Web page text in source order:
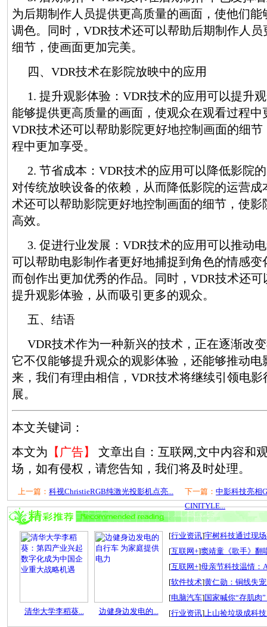
为后期制作人员提供更高质量的画面，使他们
调色。同时，VDR技术还可以帮助后期制作人
细节，使画面更加完美。
四、VDR技术在影院放映中的应用
1. 提升观影体验：VDR技术的应用可以提升
能够提供更高质量的画面，使观众在观看过程中
VDR技术还可以帮助影院更好地控制画面的细
程中更加享受。
2. 节省成本：VDR技术的应用可以降低影院
对传统放映设备的依赖，从而降低影院的运营成
术还可以帮助影院更好地控制画面的细节，使
高效。
3. 促进行业发展：VDR技术的应用可以推动
可以帮助电影制作者更好地捕捉到角色的情感变
而创作出更加优秀的作品。同时，VDR技术还
提升观影体验，从而吸引更多的观众。
五、结语
VDR技术作为一种新兴的技术，正在逐渐改
它不仅能够提升观众的观影体验，还能够推动电
来，我们有理由相信，VDR技术将继续引领电
展。
本文关键词：
本文为 【广告】
文章出自：互联网,文中内容和
场，如有侵权，请您告知，我们将及时处理。
上一篇： 科视ChristieRGB纯激光投影机点亮... 下一篇： 中影科技亮相
CINITYLE...
清华大学李稻葵... 边健身边发电的...
[行业资讯]宇树科技通过现
[互联网+]窦靖童《歌手》翻
[互联网+]母亲节科技温情：
[软件技术]黄仁勋：铜线失
[电脑汽车]国家喊你“存肌肉
[行业资讯]上山捡垃圾成科